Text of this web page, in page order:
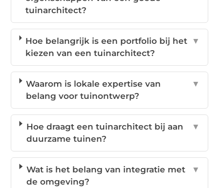
tuinarchitect?
Hoe belangrijk is een portfolio bij het
kiezen van een tuinarchitect?
▼
Waarom is lokale expertise van
belang voor tuinontwerp?
▼
Hoe draagt een tuinarchitect bij aan
duurzame tuinen?
▼
Wat is het belang van integratie met
de omgeving?
▼